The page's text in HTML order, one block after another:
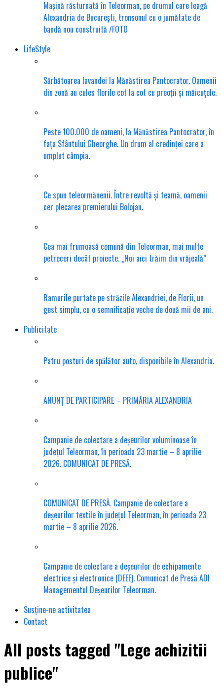
Mașină răsturnată în Teleorman, pe drumul care leagă
Alexandria de București, tronsonul cu o jumătate de
bandă nou construită /FOTO
LifeStyle
Sărbătoarea lavandei la Mănăstirea Pantocrator. Oamenii
din zonă au cules florile cot la cot cu preoții și măicuțele.
Peste 100.000 de oameni, la Mănăstirea Pantocrator, în
fața Sfântului Gheorghe. Un drum al credinței care a
umplut câmpia.
Ce spun teleormănenii. Între revoltă și teamă, oamenii
cer plecarea premierului Bolojan.
Cea mai frumoasă comună din Teleorman, mai multe
petreceri decât proiecte. „Noi aici trăim din vrăjeală”
Ramurile purtate pe străzile Alexandriei, de Florii, un
gest simplu, cu o semnificație veche de două mii de ani.
Publicitate
Patru posturi de spălător auto, disponibile în Alexandria.
ANUNȚ DE PARTICIPARE – PRIMĂRIA ALEXANDRIA
Campanie de colectare a deșeurilor voluminoase în
județul Teleorman, în perioada 23 martie – 8 aprilie
2026. COMUNICAT DE PRESĂ.
COMUNICAT DE PRESĂ. Campanie de colectare a
deșeurilor textile în județul Teleorman, în perioada 23
martie – 8 aprilie 2026.
Campanie de colectare a deșeurilor de echipamente
electrice și electronice (DEEE). Comunicat de Presă ADI
Managementul Deșeurilor Teleorman.
Susține-ne activitatea
Contact
All posts tagged "Lege achizitii
publice"